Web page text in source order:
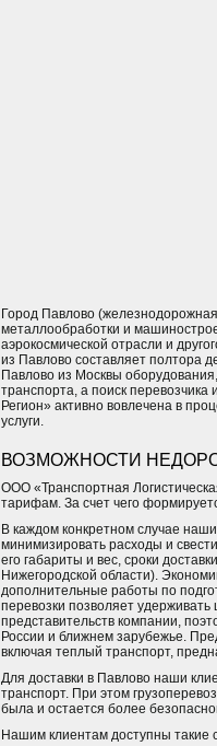
Город Павлово
металлообработки и
аэрокосмической отрасли и
из Павлово составляет полтора
Павлово из Москвы
транспорта, а поиск перевозчика
Регион» активно вовлечена в
услуги.
ВОЗМОЖНОСТИ
ООО «Транспортная
тарифам. За счет чего
В каждом конкретном случае
минимизировать расходы и
его габариты и вес, сроки
Нижегородской области).
дополнительные работы по
перевозки позволяет
представительств компании,
России и ближнем зарубежье.
включая теплый транспорт,
Для доставки в Павлово наши
транспорт. При этом
была и остается более
Нашим клиентам доступны такие